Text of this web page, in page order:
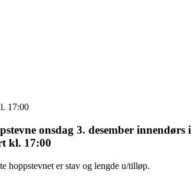
17:00
onsdag 3. desember innendørs i
kl. 17:00
hoppstevnet er stav og lengde u/tilløp.